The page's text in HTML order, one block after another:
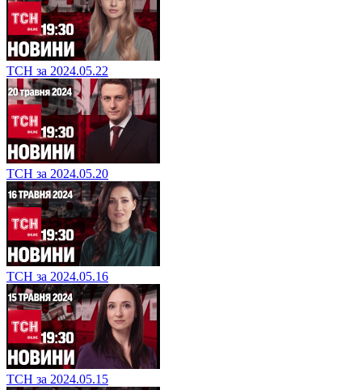
ТСН за 2024.05.22
ТСН за 2024.05.20
ТСН за 2024.05.16
ТСН за 2024.05.15